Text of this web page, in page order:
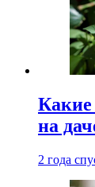
Какие
на
2 года